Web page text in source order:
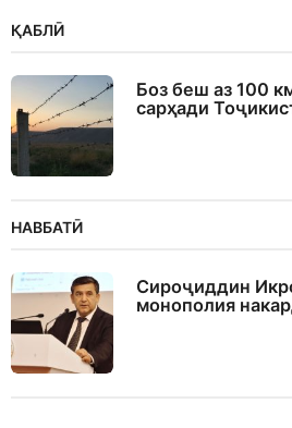
ҚАБЛӢ
Боз беш аз 100
сарҳади
НАВБАТӢ
Сироҷиддин
монополия